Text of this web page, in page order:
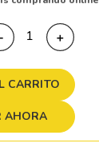
＋
CARRITO
AHORA